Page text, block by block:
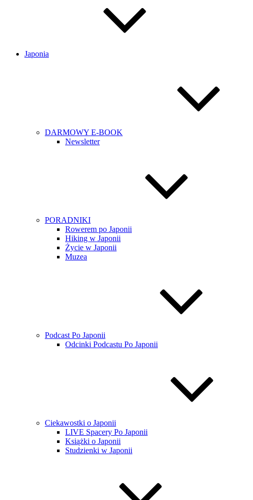
Japonia
DARMOWY E-BOOK
Newsletter
PORADNIKI
Rowerem po Japonii
Hiking w Japonii
Życie w Japonii
Muzea
Podcast Po Japonii
Odcinki Podcastu Po Japonii
Ciekawostki o Japonii
LIVE Spacery Po Japonii
Książki o Japonii
Studzienki w Japonii